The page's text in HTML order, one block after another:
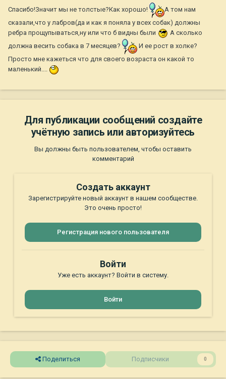
Спасибо!Значит мы не толстые?Как хорошо!
А том нам
сказали,что у лабров(да и как я поняла у всех собак) должны
ребра прощупываться,ну или что б видны были
А сколько
должна весить собака в 7 месяцев?
И ее рост в холке?
Просто мне кажеться что для своего возраста он какой то
маленький....
Для публикации сообщений создайте
учётную запись или авторизуйтесь
Вы должны быть пользователем, чтобы оставить
комментарий
Создать аккаунт
Зарегистрируйте новый аккаунт в нашем сообществе.
Это очень просто!
Регистрация нового пользователя
Войти
Уже есть аккаунт? Войти в систему.
Войти
Поделиться Подписчики 0